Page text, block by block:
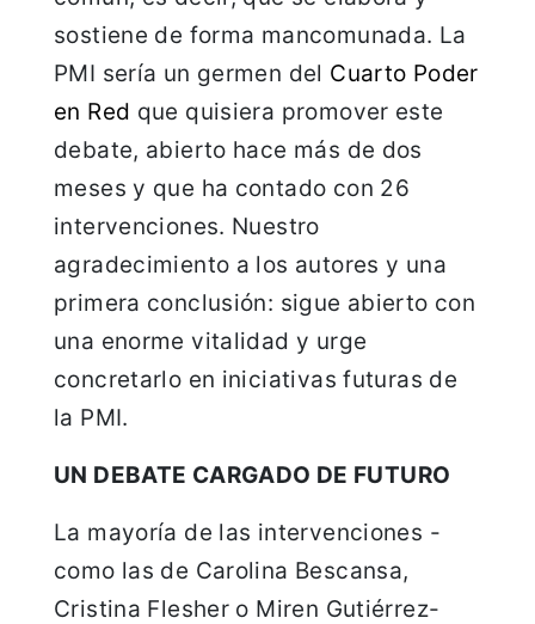
sostiene de forma mancomunada. La
PMI sería un germen del Cuarto Poder
en Red que quisiera promover este
debate, abierto hace más de dos
meses y que ha contado con 26
intervenciones. Nuestro
agradecimiento a los autores y una
primera conclusión: sigue abierto con
una enorme vitalidad y urge
concretarlo en iniciativas futuras de
la PMI.
UN DEBATE CARGADO DE FUTURO
La mayoría de las intervenciones -
como las de Carolina Bescansa,
Cristina Flesher o Miren Gutiérrez-